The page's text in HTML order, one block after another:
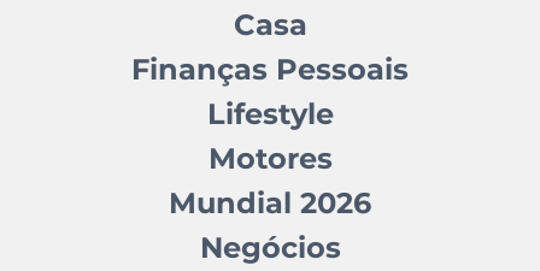
Casa
Finanças Pessoais
Lifestyle
Motores
Mundial 2026
Negócios